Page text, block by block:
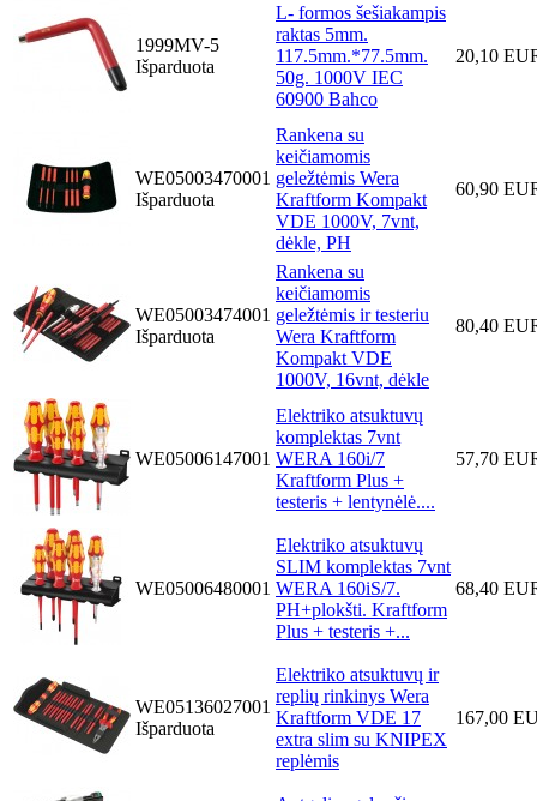
1999MV-5
Išparduota
L- formos šešiakampis
raktas 5mm.
117.5mm.*77.5mm.
50g. 1000V IEC
60900 Bahco
20,10
WE05003470001
Išparduota
Rankena su
keičiamomis
geležtėmis Wera
Kraftform Kompakt
VDE 1000V, 7vnt,
dėkle, PH
60,90
WE05003474001
Išparduota
Rankena su
keičiamomis
geležtėmis ir testeriu
Wera Kraftform
Kompakt VDE
1000V, 16vnt, dėkle
80,40
WE05006147001
Elektriko atsuktuvų
komplektas 7vnt
WERA 160i/7
Kraftform Plus +
testeris + lentynėlė....
57,70
WE05006480001
Elektriko atsuktuvų
SLIM komplektas 7vnt
WERA 160iS/7.
PH+plokšti. Kraftform
Plus + testeris +...
68,40
WE05136027001
Išparduota
Elektriko atsuktuvų ir
replių rinkinys Wera
Kraftform VDE 17
extra slim su KNIPEX
replėmis
167,00